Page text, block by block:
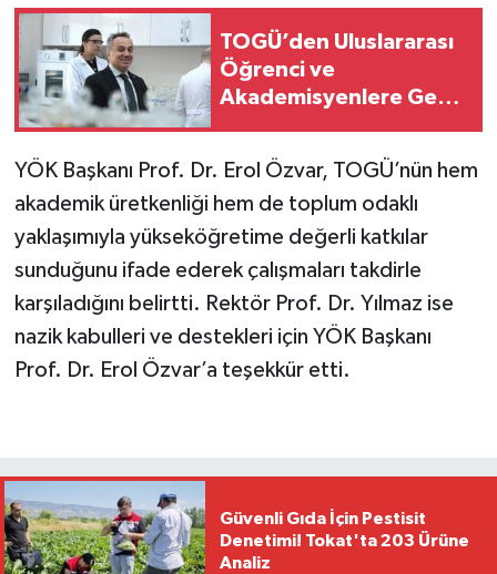
TOGÜ’den Uluslararası
Öğrenci ve
Akademisyenlere Geniş
YÖK Başkanı Prof. Dr. Erol Özvar, TOGÜ’nün hem
akademik üretkenliği hem de toplum odaklı
yaklaşımıyla yükseköğretime değerli katkılar
sunduğunu ifade ederek çalışmaları takdirle
karşıladığını belirtti. Rektör Prof. Dr. Yılmaz ise
nazik kabulleri ve destekleri için YÖK Başkanı
Prof. Dr. Erol Özvar’a teşekkür etti.
Güvenli Gıda İçin Pestisit
Denetimi! Tokat'ta 203 Ürüne
Analiz